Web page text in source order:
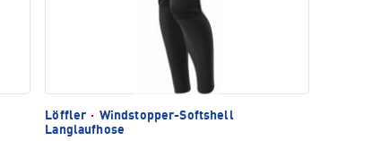
Löffler · Windstopper-Softshell
Langlaufhose